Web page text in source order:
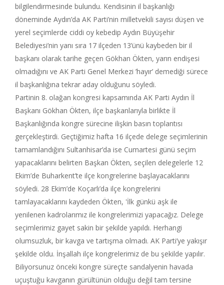
bilgilendirmesinde bulundu. Kendisinin il başkanlığı
döneminde Aydın’da AK Parti’nin milletvekili sayısı düşen ve
yerel seçimlerde ciddi oy kebedip Aydın Büyüşehir
Belediyesi’nin yanı sıra 17 ilçeden 13’ünü kaybeden bir il
başkanı olarak tarihe geçen Gökhan Ökten, yarın endişesi
olmadığını ve AK Parti Genel Merkezi ’hayır’ demediği sürece
il başkanlığına tekrar aday olduğunu söyledi.
Partinin 8. olağan kongresi kapsamında AK Parti Aydın İl
Başkanı Gökhan Ökten, ilçe başkanlarıyla birlikte İl
Başkanlığında kongre sürecine ilişkin basın toplantısı
gerçekleştirdi. Geçtiğimiz hafta 16 ilçede delege seçimlerinin
tamamlandığını Sultanhisar’da ise Cumartesi günü seçim
yapacaklarını belirten Başkan Ökten, seçilen delegelerle 12
Ekim’de Buharkent’te ilçe kongrelerine başlayacaklarını
söyledi. 28 Ekim’de Koçarlı’da ilçe kongrelerini
tamlayacaklarını kaydeden Ökten, 'İlk günkü aşk ile
yenilenen kadrolarımız ile kongrelerimizi yapacağız. Delege
seçimlerimiz gayet sakin bir şekilde yapıldı. Herhangi
olumsuzluk, bir kavga ve tartışma olmadı. AK Parti’ye yakışır
şekilde oldu. İnşallah ilçe kongrelerimiz de bu şekilde yapılır.
Biliyorsunuz önceki kongre süreçte sandalyenin havada
uçuştuğu kavganın gürültünün olduğu değil tam tersine